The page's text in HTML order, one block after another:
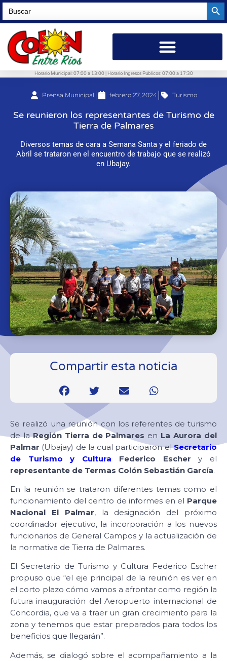
Search
for:
Horario Municipal: 07:00 a 13:00 | Horario Ingresos Públicos: 07:00 a 17:30
Prensa Municipal febrero 27, 2024 Turismo
Se reunieron los representantes de Turismo de
Tierra de Palmares
Diversos temas de cara a Semana Santa y el feriado de
Abril se trataron en el encuentro de trabajo que se realizó
en Ubajay.
Compartir esta noticia
Se realizó una reunión con los referentes de turismo
de laRegión Tierra de Palmares en La Aurora del
Palmar (Ubajay) de la cual participaron elSecretario
de Turismo y Cultura Federico Escher y el
representante de Termas Colón Sebastián García.
En la reunión se trataron diferentes temas como el
funcionamiento del centro de informes en el Parque
Nacional El Palmar, la designación del próximo
coordinador ejecutivo, la incorporación a los nuevos
funcionarios de General Campos y la actualización de
la normativa de Tierra de Palmares.
El Secretario de Turismo y Cultura Federico Escher
propuso que “el eje principal de la reunión es ver en
el corto plazo cómo vamos a afrontar como región la
futura inauguración del Aeropuerto internacional de
Concordia, que va a traer un gran crecimiento para la
zona y tenemos que estar preparados para todos los
beneficios que llegarán”.
Además, se dialogó sobre el acompañamiento a la